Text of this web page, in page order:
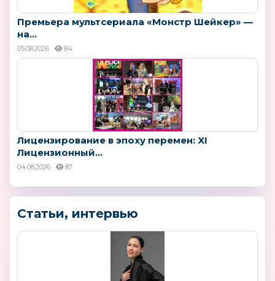
Премьера мультсериала «Монстр Шейкер» —
на...
05.08.2026 84
Лицензирование в эпоху перемен: XI
Лицензионный...
04.08.2026 87
Статьи, интервью